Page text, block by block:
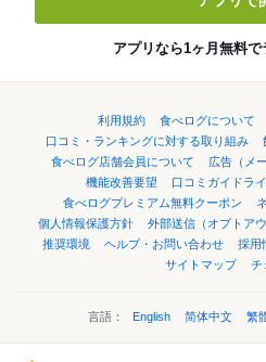
アプリなら1ヶ月無料で
利用規約 食べログについて
口コミ・ランキングに対する取り組み
食べログ店舗会員について
広告（メ
機能改善要望
口コミガイドラ
食べログプレミアム無料クーポン
個人情報保護方針
外部送信（オプトアウ
推奨環境
ヘルプ・お問い合わせ 採用
サイトマップ
チ
言語： English 简体中文 繁